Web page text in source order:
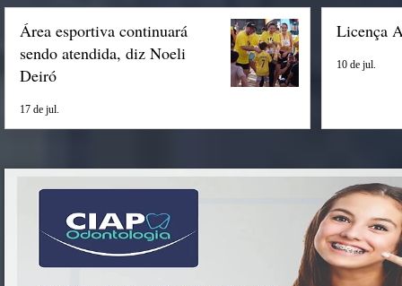
Área esportiva continuará
sendo atendida, diz Noeli
Deiró
17 de jul.
Licença
10 de jul.